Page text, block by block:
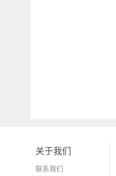
关于我们
联系我们